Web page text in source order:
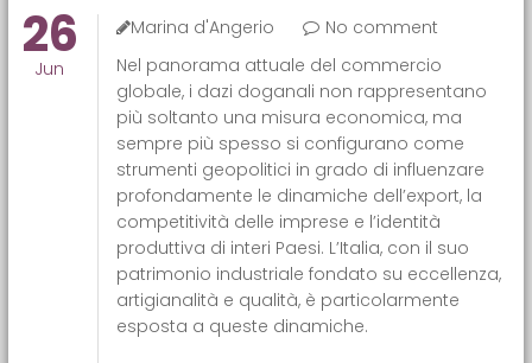
26
Jun
Marina d'Angerio
No comment
Nel panorama attuale del commercio
globale, i dazi doganali non rappresentano
più soltanto una misura economica, ma
sempre più spesso si configurano come
strumenti geopolitici in grado di influenzare
profondamente le dinamiche dell’export, la
competitività delle imprese e l’identità
produttiva di interi Paesi. L’Italia, con il suo
patrimonio industriale fondato su eccellenza,
artigianalità e qualità, è particolarmente
esposta a queste dinamiche.